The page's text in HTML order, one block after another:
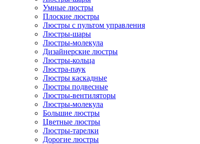
Умные люстры
Плоские люстры
Люстры с пультом управления
Люстры-шары
Люстры-молекула
Дизайнерские люстры
Люстры-кольца
Люстра-паук
Люстры каскадные
Люстры подвесные
Люстры-вентиляторы
Люстры-молекула
Большие люстры
Цветные люстры
Люстры-тарелки
Дорогие люстры